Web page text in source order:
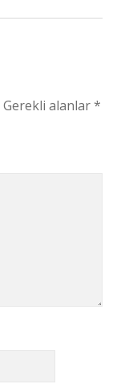
Gerekli alanlar*